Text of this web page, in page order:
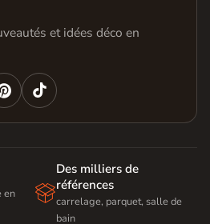
et idées déco en
en

Des milliers de
références
carrelage, parquet, salle de
bain